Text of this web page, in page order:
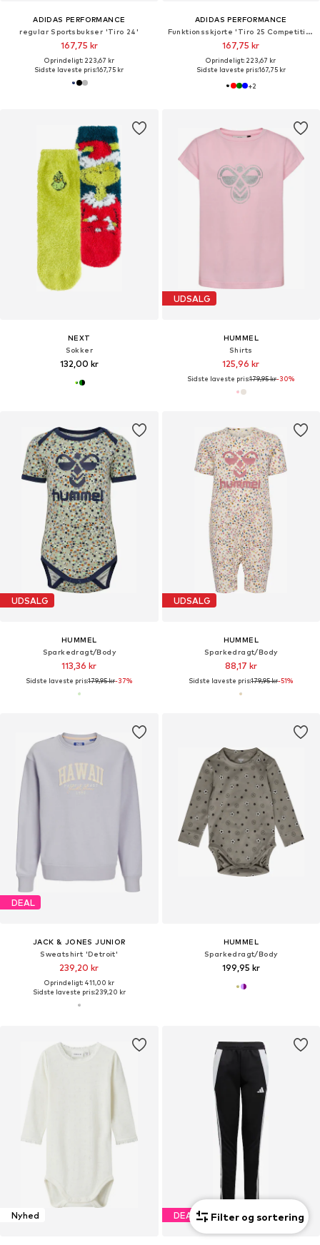
ADIDAS PERFORMANCE
regular Sportsbukser 'Tiro 24'
167,75 kr
Oprindeligt: 223,67 kr
Sidste laveste pris:167,75 kr
ADIDAS PERFORMANCE
Funktionsskjorte 'Tiro 25 Competition'
167,75 kr
Oprindeligt: 223,67 kr
Sidste laveste pris:167,75 kr
+2
NEXT
Sokker
132,00 kr
UDSALG
HUMMEL
Shirts
125,96 kr
Sidste laveste pris:179,95 kr-30%
UDSALG
HUMMEL
Sparkedragt/Body
113,36 kr
Sidste laveste pris:179,95 kr-37%
UDSALG
HUMMEL
Sparkedragt/Body
88,17 kr
Sidste laveste pris:179,95 kr-51%
DEAL
JACK & JONES JUNIOR
Sweatshirt 'Detroit'
239,20 kr
Oprindeligt: 411,00 kr
Sidste laveste pris:239,20 kr
HUMMEL
Sparkedragt/Body
199,95 kr
Nyhed DEAL Filter og sortering